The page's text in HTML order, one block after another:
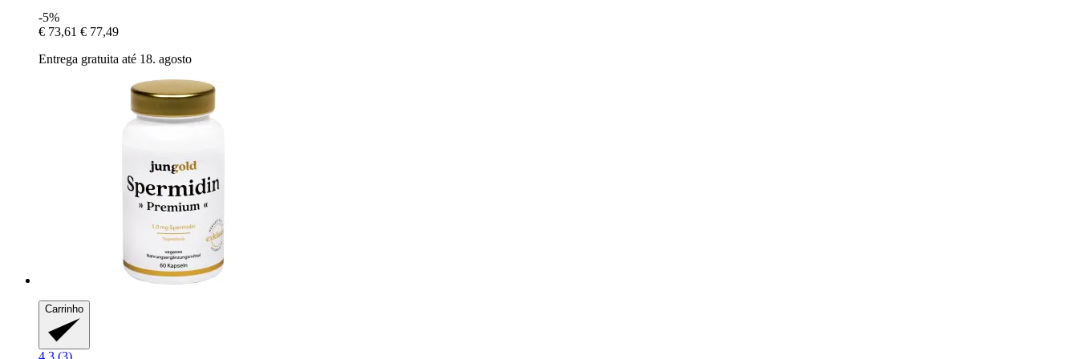
-5%
€ 73,61 € 77,49
Entrega gratuita até 18. agosto
Carrinho